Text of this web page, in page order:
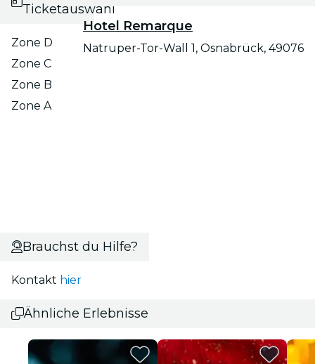
Ticketauswahl
Zone D
Zone C
Zone B
Zone A
Hotel Remarque
Natruper-Tor-Wall 1, Osnabrück, 49076
Brauchst du Hilfe?
Kontakt hier
Ähnliche Erlebnisse